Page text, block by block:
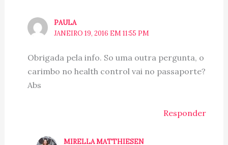
PAULA
JANEIRO 19, 2016 EM 11:55 PM
Obrigada pela info. So uma outra pergunta, o
carimbo no health control vai no passaporte?
Abs
Responder
MIRELLA MATTHIESEN